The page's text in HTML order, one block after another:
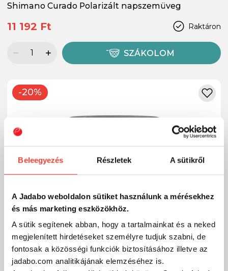
Beleegyezés Részletek A sütikről
A Jadabo weboldalon sütiket használunk a mérésekhez
és más marketing eszközökhöz.
A sütik segítenek abban, hogy a tartalmainkat és a neked
megjelenített hirdetéseket személyre tudjuk szabni, de
fontosak a közösségi funkciók biztosításához illetve az
jadabo.com analitikájának elemzéséhez is.
Shimano Curado Polarizált napszemüveg
Raktáron
11 192 Ft
SZÁKOLOM
-20%